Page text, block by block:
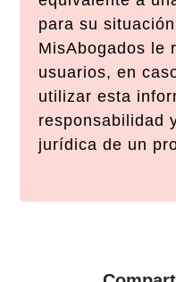
para su
MisAbogados le
usuarios, en
utilizar esta
responsabilidad
jurídica de un